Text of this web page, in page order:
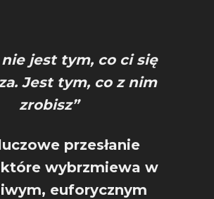
nie jest tym, co ci się
Jest tym, co z nim
zrobisz”
przesłanie
wybrzmiewa w
euforycznym